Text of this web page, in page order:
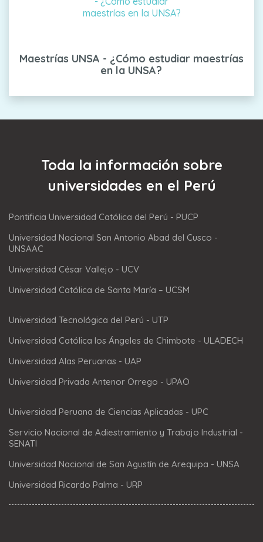
Maestrías UNSA - ¿Cómo estudiar maestrías
en la UNSA?
Toda la información sobre
universidades en el Perú
Pontificia Universidad Católica del Perú - PUCP
Universidad Nacional San Antonio Abad del Cusco -
UNSAAC
Universidad César Vallejo - UCV
Universidad Católica de Santa María – UCSM
Universidad Tecnológica del Perú - UTP
Universidad Católica los Ángeles de Chimbote - ULADECH
Universidad Alas Peruanas - UAP
Universidad Privada Antenor Orrego - UPAO
Universidad Peruana de Ciencias Aplicadas - UPC
Servicio Nacional de Adiestramiento y Trabajo Industrial -
SENATI
Universidad Nacional de San Agustín de Arequipa - UNSA
Universidad Ricardo Palma - URP